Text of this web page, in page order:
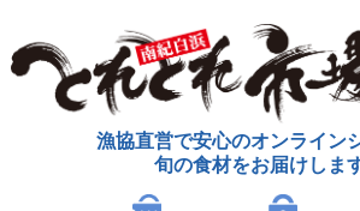
漁協直営で安心のオンライン
旬の食材をお届けします